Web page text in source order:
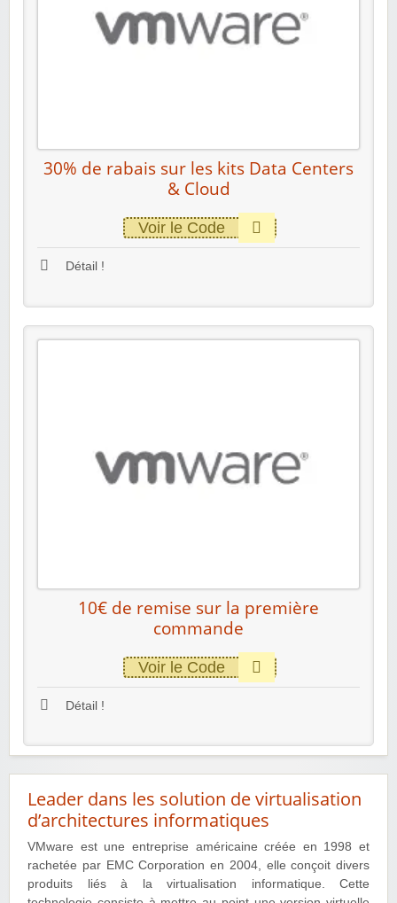
30% de rabais sur les kits Data Centers
& Cloud
Voir le Code
Détail !
10€ de remise sur la première
commande
Voir le Code
Détail !
Leader dans les solution de virtualisation
d’architectures informatiques
VMware est une entreprise américaine créée en 1998 et
rachetée par EMC Corporation en 2004, elle conçoit divers
produits liés à la virtualisation informatique. Cette